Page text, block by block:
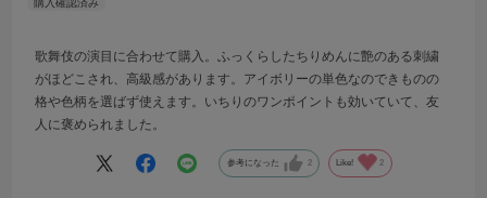
歌舞伎の演目に合わせて購入。ふっくらしたちりめんに艶のある刺繍
がほどこされ、高級感があります。アイボリーの単色なのできものの
格や色柄を選ばず使えます。いちりのワンポイントも効いていて、友
人に褒められました。
参考になった 2 Like! 2